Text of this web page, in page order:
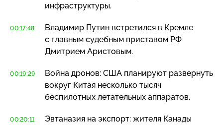
инфраструктуры.
00:17:48
Владимир Путин встретился в Кремле
с главным судебным приставом РФ
Дмитрием Аристовым.
00:19:29
Война дронов: США планируют развернуть
вокруг Китая несколько тысяч
беспилотных летательных аппаратов.
00:20:11
Эвтаназия на экспорт: жителя Канады